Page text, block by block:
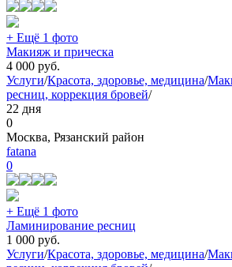
+ Ещё 1 фото
Макияж и прическа
4 000 руб.
Услуги/Красота, здоровье, медицина/
ресниц, коррекция бровей/
22 дня
0
Москва, Рязанский район
fatana
0
+ Ещё 1 фото
Ламинирование ресниц
1 000 руб.
Услуги/Красота, здоровье, медицина/